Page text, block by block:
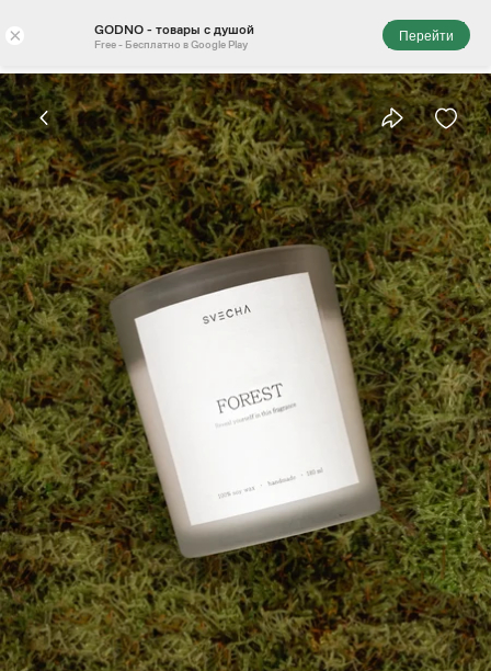
× GODNO - товары с душой
Free - Бесплатно в Google Play
Перейти